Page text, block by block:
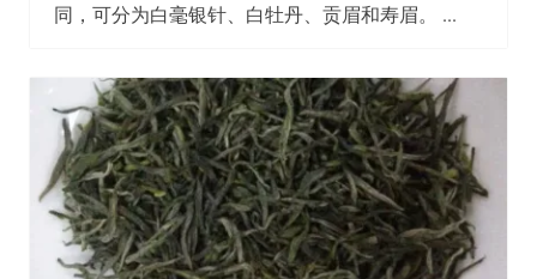
同，可分为白毫银针、白牡丹、贡眉和寿眉。 ...